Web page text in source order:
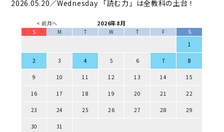
2026.05.20／Wednesday 「読む力」は全教科の土台！
< 前月へ 2026年8月
S M T W T F
S
1
2 3 4 5 6 7 8
9 10 11 12 13 14 15
16 17 18 19 20 21 22
23 24 25 26 27 28 29
30 31